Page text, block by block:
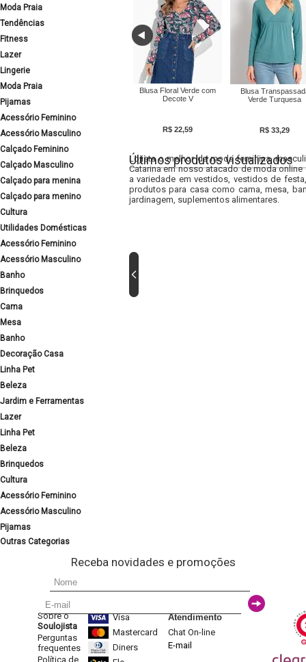
Moda Praia
Tendências
Fitness
Lazer
Lingerie
Moda Praia
Pijamas
Acessório Feminino
Acessório Masculino
Calçado Feminino
Calçado Masculino
Calçado para menina
Calçado para menino
Cultura
Utilidades Domésticas
Acessório Feminino
Acessório Masculino
Banho
Brinquedos
Cama
Mesa
Banho
Decoração Casa
Linha Pet
Beleza
Jardim e Ferramentas
Lazer
Linha Pet
Beleza
Brinquedos
Cultura
Acessório Feminino
Acessório Masculino
Pijamas
Outras Categorias
Blusa Floral Verde com
Decote V
R$ 22,59
Blusa
Verde Turquesa
R$ 33,29
Últimos produtos visualizados
Lojista o melhor da moda feminina,
Catarina em nosso atacado de moda
a variedade em vestidos, vestidos de
produtos para casa como cama, mesa,
jardinagem, suplementos alimentares.
Receba novidades e promoções
Sobre o
Soulojista
Perguntas
frequentes
Política de
Visa
Mastercard
Diners
Atendimento
Chat On-line
E-mail